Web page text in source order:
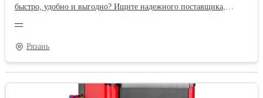
быстро, удобно и выгодно? Ищите надежного поставщика,
топлива? Нацелены на долгосрочное сотрудничество? Звоните и
заказывайте ДТ прямо сейчас!
—
Рязань